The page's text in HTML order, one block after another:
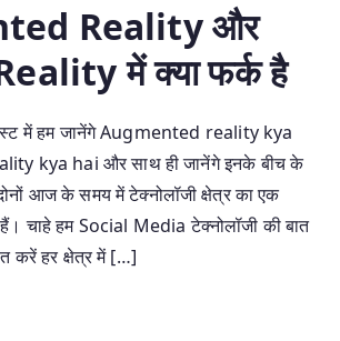
Reality और
में क्या फर्क है
में हम जानेंगे Augmented reality kya
kya hai और साथ ही जानेंगे इनके बीच के
आज के समय में टेक्नोलॉजी क्षेत्र का एक
चाहे हम Social Media टेक्नोलॉजी की बात
करें हर क्षेत्र में […]